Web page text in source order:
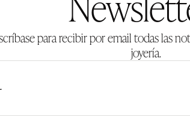
para recibir por email todas las
joyería.